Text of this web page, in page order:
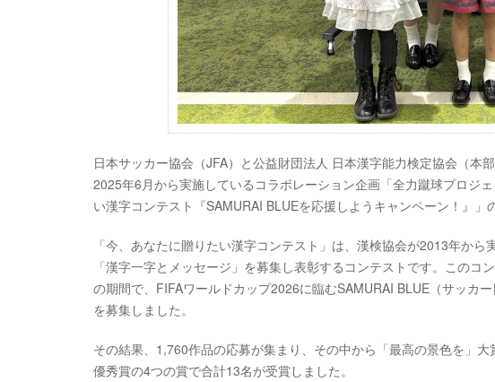
日本サッカー協会（JFA）と公益財団法人 日本漢字能力検定協会（
2025年6月から実施しているコラボレーション企画「全力蹴球プロジ
い漢字コンテスト『SAMURAI BLUEを応援しようキャンペーン！』」
「今、あなたに贈りたい漢字コンテスト」は、漢検協会が2013年か
「漢字一字とメッセージ」を募集し表彰するコンテストです。この
の期間で、FIFAワールドカップ2026に臨むSAMURAI BLUE（サッカ
を募集しました。
その結果、1,760作品の応募が集まり、その中から「最高の景色を」
優秀賞の4つの賞で合計13名が受賞しました。